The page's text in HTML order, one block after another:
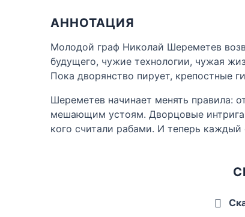
АННОТАЦИЯ
Молодой граф Николай Шереметев
будущего, чужие технологии, чужая
Пока дворянство пирует, крепостные
Шереметев начинает менять правила:
мешающим устоям. Дворцовые
кого считали рабами. И теперь